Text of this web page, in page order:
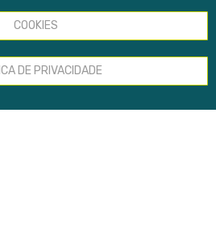
COOKIES
DE PRIVACIDADE